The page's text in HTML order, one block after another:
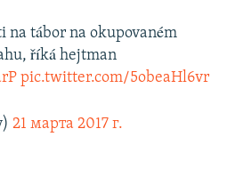
na tábor na okupovaném
říká hejtman
pic.twitter.com/5obeaHl6vr
21 марта 2017 г.